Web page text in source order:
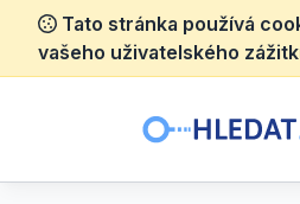
Tato stránka používá
vašeho uživatelského